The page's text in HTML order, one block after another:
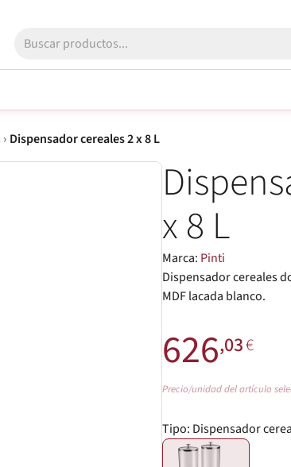
› Dispensador cereales 2 x 8 L
x 8 L
Marca: Pinti
Dispensador cereales
MDF lacada blanco.
626,03€
Precio/unidad del artículo
Tipo: Dispensador